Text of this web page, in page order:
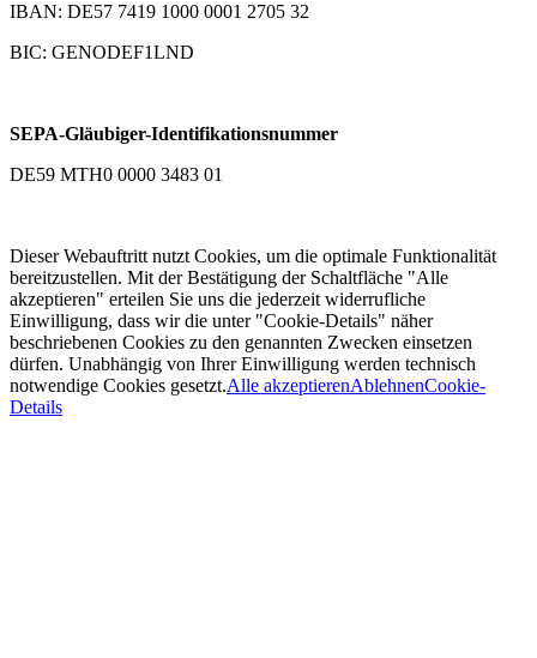
IBAN: DE57 7419 1000 0001 2705 32
BIC: GENODEF1LND
SEPA-Gläubiger-Identifikationsnummer
DE59 MTH0 0000 3483 01
Dieser Webauftritt nutzt Cookies, um die optimale Funktionalität
bereitzustellen. Mit der Bestätigung der Schaltfläche "Alle
akzeptieren" erteilen Sie uns die jederzeit widerrufliche
Einwilligung, dass wir die unter "Cookie-Details" näher
beschriebenen Cookies zu den genannten Zwecken einsetzen
dürfen. Unabhängig von Ihrer Einwilligung werden technisch
notwendige Cookies gesetzt.Alle akzeptierenAblehnenCookie-
Details